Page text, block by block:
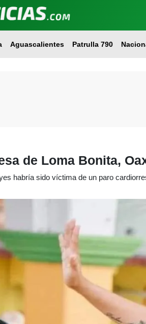
Aguascalientes Patrulla 790
de Loma Bonita,
habría sido víctima de un paro